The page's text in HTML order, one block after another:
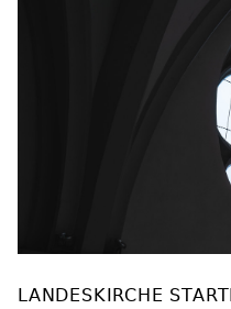
LANDESKIRCHE